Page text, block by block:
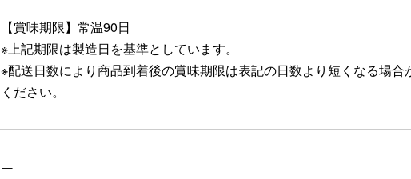
【賞味期限】常温90日
※上記期限は製造日を基準としています。
※配送日数により商品到着後の賞味期限は表記の日数より短くなる場
ください。
ー